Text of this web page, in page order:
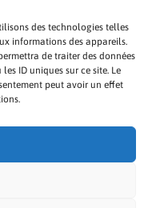
des technologies telles
informations des appareils.
de traiter des données
ID uniques sur ce site. Le
peut avoir un effet
A PROPOS